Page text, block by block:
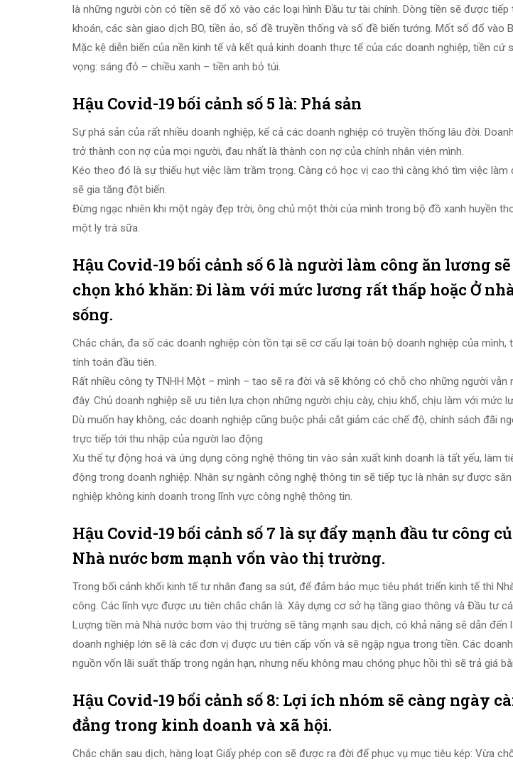
là những người còn có tiền sẽ đổ xô vào các loại hình Đầu tư tài chính. Dòng tiền sẽ được
khoán, các sàn giao dịch BO, tiền ảo, số đề truyền thống và số đề biến tướng. Mốt số đổ vào
Mặc kệ diễn biến của nền kinh tế và kết quả kinh doanh thực tế của các doanh nghiệp, tiền
vọng: sáng đỏ – chiều xanh – tiền anh bỏ túi.
Hậu Covid-19 bối cảnh số 5 là: Phá sản
Sự phá sản của rất nhiều doanh nghiệp, kể cả các doanh nghiệp có truyền thống lâu đời.
trở thành con nợ của mọi người, đau nhất là thành con nợ của chính nhân viên mình.
Kéo theo đó là sự thiếu hụt việc làm trầm trọng. Càng có học vị cao thì càng khó tìm việc
sẽ gia tăng đột biến.
Đừng ngạc nhiên khi một ngày đẹp trời, ông chủ một thời của mình trong bộ đồ xanh huyền
một ly trà sữa.
Hậu Covid-19 bối cảnh số 6 là người làm công ăn lương
chọn khó khăn: Đi làm với mức lương rất thấp hoặc Ở
sống.
Chắc chắn, đa số các doanh nghiệp còn tồn tại sẽ cơ cấu lại toàn bộ doanh nghiệp của
tính toán đầu tiên.
Rất nhiều công ty TNHH Một – mình – tao sẽ ra đời và sẽ không có chỗ cho những người
đây. Chủ doanh nghiệp sẽ ưu tiên lựa chọn những người chịu cày, chịu khổ, chịu làm với mức
Dù muốn hay không, các doanh nghiệp cũng buộc phải cắt giảm các chế độ, chính sách đãi
trực tiếp tới thu nhập của người lao động.
Xu thế tự động hoá và ứng dụng công nghệ thông tin vào sản xuất kinh doanh là tất yếu, làm
động trong doanh nghiệp. Nhân sự ngành công nghệ thông tin sẽ tiếp tục là nhân sự được
nghiệp không kinh doanh trong lĩnh vực công nghệ thông tin.
Hậu Covid-19 bối cảnh số 7 là sự đẩy mạnh đầu tư công
Nhà nước bơm mạnh vốn vào thị trường.
Trong bối cảnh khối kinh tế tư nhân đang sa sút, để đảm bảo mục tiêu phát triển kinh tế thì
công. Các lĩnh vực được ưu tiên chắc chắn là: Xây dựng cơ sở hạ tầng giao thông và Đầu tư
Lượng tiền mà Nhà nước bơm vào thị trường sẽ tăng mạnh sau dịch, có khả năng sẽ dẫn đến
doanh nghiệp lớn sẽ là các đơn vị được ưu tiên cấp vốn và sẽ ngập ngụa trong tiền. Các
nguồn vốn lãi suất thấp trong ngắn hạn, nhưng nếu không mau chóng phục hồi thì sẽ trả giá
Hậu Covid-19 bối cảnh số 8: Lợi ích nhóm sẽ càng ngày
đẳng trong kinh doanh và xã hội.
Chắc chắn sau dịch, hàng loạt Giấy phép con sẽ được ra đời để phục vụ mục tiêu kép: Vừa